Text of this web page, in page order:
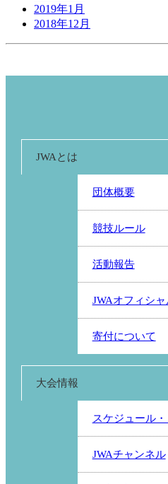
2019年1月
2018年12月
JWAとは
団体概要
競技ルール
活動報告
JWAオフィシ
寄付について
大会情報
スケジュール
JWAチャンネル